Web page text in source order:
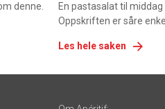
denne.
En pastasalat til
Oppskriften er såre
Les hele saken